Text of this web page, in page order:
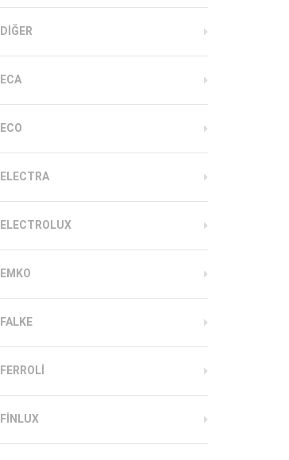
DIĞER
ECA
ECO
ELECTRA
ELECTROLUX
EMKO
FALKE
FERROLI
FINLUX